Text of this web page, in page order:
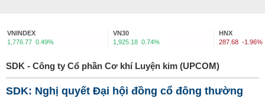
VNINDEX
1,776.77 0.49%
VN30
1,925.18 0.74%
HNX
287.68 -1.96%
SDK - Công ty Cổ phần Cơ khí Luyện kim (UPCOM)
SDK: Nghị quyết Đại hội đồng cổ đông thường